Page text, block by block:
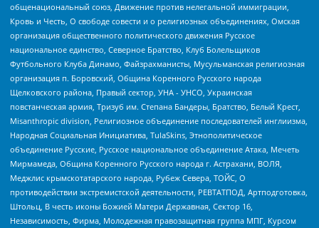
общенациональный союз, Движение против нелегальной иммиграции,
Кровь и Честь, О свободе совести и о религиозных объединениях, Омская
организация общественного политического движения Русское
национальное единство, Северное Братство, Клуб Болельщиков
Футбольного Клуба Динамо, Файзрахманисты, Мусульманская религиозная
организация п. Боровский, Община Коренного Русского народа
Щелковского района, Правый сектор, УНА - УНСО, Украинская
повстанческая армия, Тризуб им. Степана Бандеры, Братство, Белый Крест,
Misanthropic division, Религиозное объединение последователей инглиизма,
Народная Социальная Инициатива, TulaSkins, Этнополитическое
объединение Русские, Русское национальное объединение Атака, Мечеть
Мирмамеда, Община Коренного Русского народа г. Астрахани, ВОЛЯ,
Меджлис крымскотатарского народа, Рубеж Севера, ТОЙС, О
противодействии экстремистской деятельности, РЕВТАТПОД, Артподготовка,
Штольц, В честь иконы Божией Матери Державная, Сектор 16,
Независимость, Фирма, Молодежная правозащитная группа МПГ, Курсом